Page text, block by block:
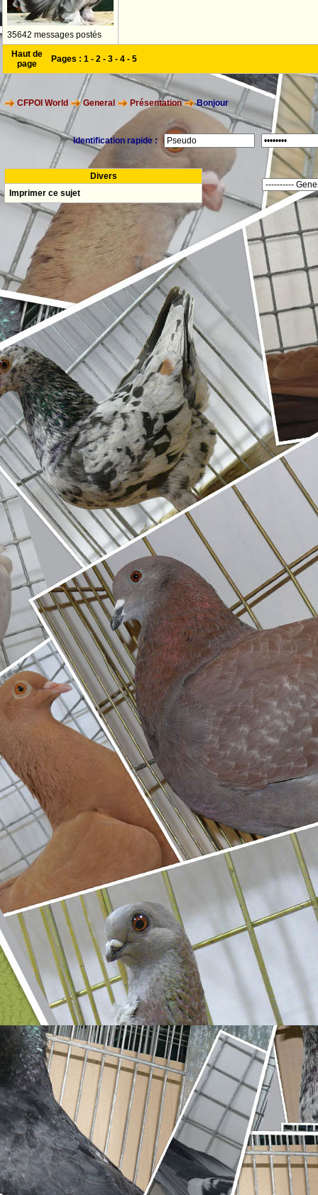
35642 messages postés
Haut de
page
Pages : 1 - 2 - 3 - 4 - 5
CFPOI World General Présentation Bonjour
Identification rapide :
Divers
Imprimer ce sujet